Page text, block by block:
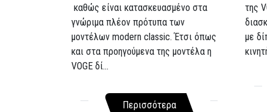
καθώς είναι κατασκευασμένο στα
γνώριμα πλέον πρότυπα των
μοντέλων modern classic. Έτσι όπως
και στα προηγούμενα της μοντέλα η
VOGE δί...
Περισσότερα
της
με